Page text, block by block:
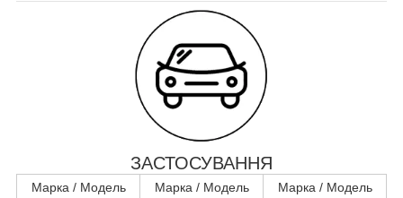
ЗАСТОСУВАННЯ
Марка / Модель Марка / Модель
Марка / Модель